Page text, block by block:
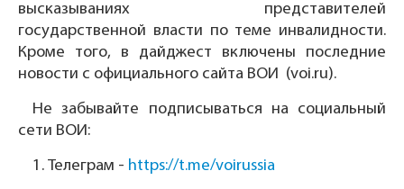
высказываниях представителей
государственной власти по теме инвалидности.
Кроме того, в дайджест включены последние
новости с официального сайта ВОИ (voi.ru).
Не забывайте подписываться на социальный
сети ВОИ:
1. Телеграм - https://t.me/voirussia